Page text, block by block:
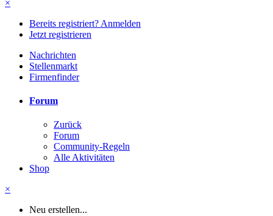
×
Bereits registriert? Anmelden
Jetzt registrieren
Nachrichten
Stellenmarkt
Firmenfinder
Forum
Zurück
Forum
Community-Regeln
Alle Aktivitäten
Shop
×
Neu erstellen...